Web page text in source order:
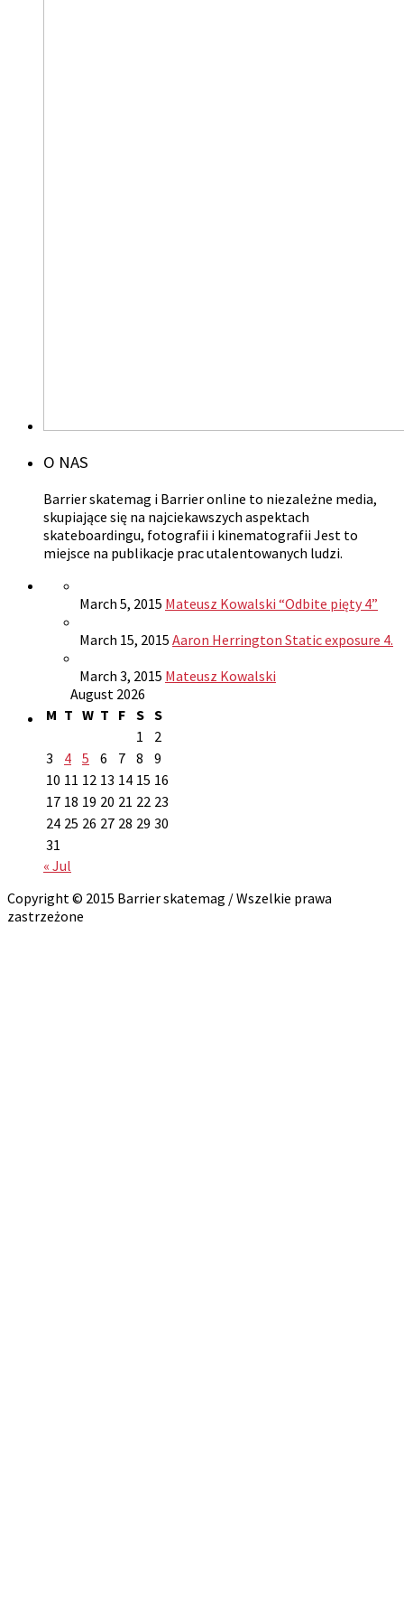
O NAS
Barrier skatemag i Barrier online to niezależne media,
skupiające się na najciekawszych aspektach
skateboardingu, fotografii i kinematografii Jest to
miejsce na publikacje prac utalentowanych ludzi.
March 5, 2015 Mateusz Kowalski “Odbite pięty 4”
March 15, 2015 Aaron Herrington Static exposure 4.
March 3, 2015 Mateusz Kowalski
August 2026
M T W T F S S
1
2
3
4 5 6 7 8
9
10 11 12 13 14 15 16
17 18 19 20 21 22 23
24 25 26 27 28 29 30
31
« Jul
Copyright © 2015 Barrier skatemag / Wszelkie prawa
zastrzeżone